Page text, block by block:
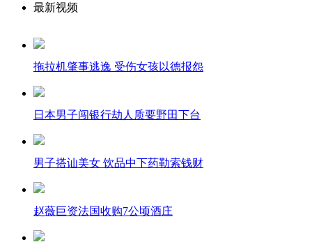
最新视频
拖拉机肇事逃逸 受伤女孩以德报怨
日本男子闯银行劫人质要野田下台
男子搭讪美女 饮品中下药勒索钱财
赵薇巨资法国收购7公顷酒庄